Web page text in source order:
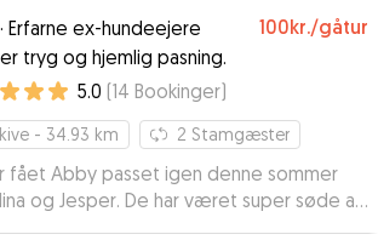
- she works nights so sleeps a bit during
which worked great for our doggie who
relax during the day. We dropped her
late morning and picked her up again in
Nanna looked after our doggie well
some photos to confirm things were
Nanna has a flat with free parking
and easy access to the outdoors. I´d
recommend Nanna to anyone whose
· Erfarne ex-hundeejere
tryg og hjemlig pasning.
100kr./gåtur
5.0 (14 Bookinger)
- 34.93 km 2 Stamgæster
fået Abby passet igen denne sommer
og Jesper. De har været super søde at
med billeder og skriv dagligt. Det er